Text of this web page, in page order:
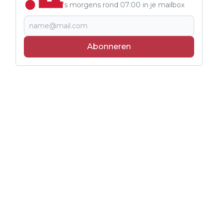
's morgens rond 07:00 in je mailbox
Abonneren